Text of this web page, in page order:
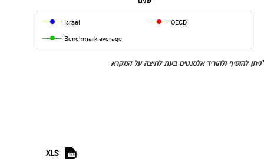
Israel OECD
Benchmark average
*ניתן להוסיף ולהוריד אלמנטים בעת לחיצה על המקרא
XLS